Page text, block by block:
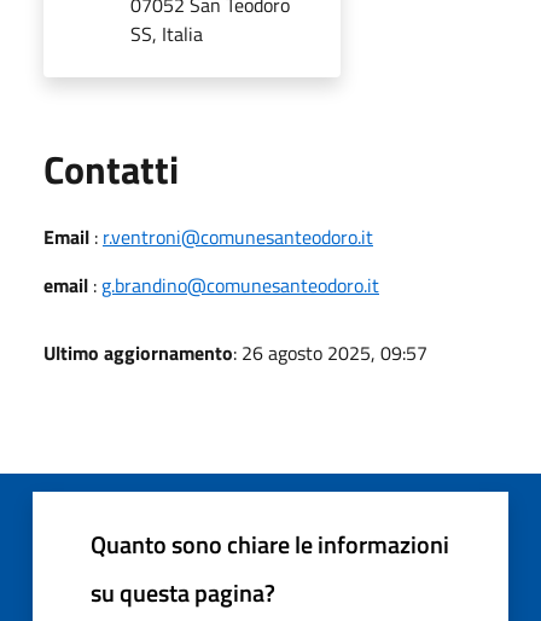
SS, Italia
Contatti
Email : r.ventroni@comunesanteodoro.it
email : g.brandino@comunesanteodoro.it
Ultimo aggiornamento: 26 agosto 2025, 09:57
Quanto sono chiare le informazioni
su questa pagina?